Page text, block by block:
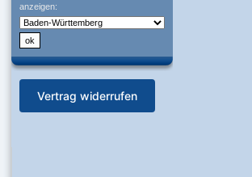
anzeigen:
Vertrag widerrufen